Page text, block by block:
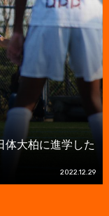
体大柏に進学した
2022.12.29